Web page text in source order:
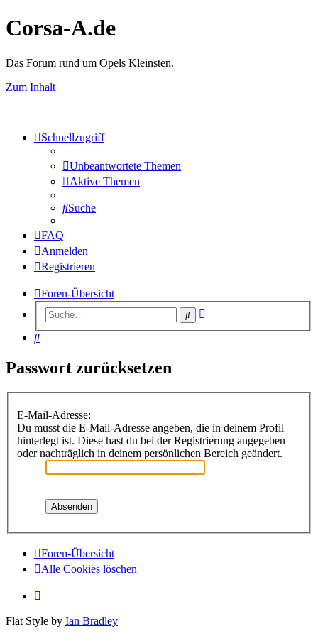
Corsa-A.de
Das Forum rund um Opels Kleinsten.
Zum Inhalt
Schnellzugriff
Unbeantwortete Themen
Aktive Themen
Suche
FAQ
Anmelden
Registrieren
Foren-Übersicht
Suche
Suche
Passwort zurücksetzen
E-Mail-Adresse:
Du musst die E-Mail-Adresse angeben, die in deinem Profil
hinterlegt ist. Diese hast du bei der Registrierung angegeben
oder nachträglich in deinem persönlichen Bereich geändert.
Foren-Übersicht
Alle Cookies löschen
Flat Style by Ian Bradley